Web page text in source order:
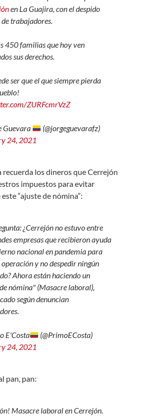
en La Guajira, con el despido
trabajadores.
450 familias que hoy ven
sus derechos.
ser que el que siempre pierda
ZURFcmrVzZ
Guevara
(@jorgeguevarafz)
24, 2021
recuerda los dineros que Cerrejón
impuestos para evitar
“ajuste de nómina”:
¿Cerrejón no estuvo entre
empresas que recibieron ayuda
nacional en pandemia para
y no despedir ningún
Ahora están haciendo un
nómina" (Masacre laboral),
según denuncian
E'Costa
(@PrimoECosta)
24, 2021
pan, pan:
Masacre laboral en Cerrejón.